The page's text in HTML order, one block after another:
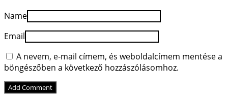
Name
Email
A nevem, e-mail címem, és weboldalcímem mentése a
böngészőben a következő hozzászólásomhoz.